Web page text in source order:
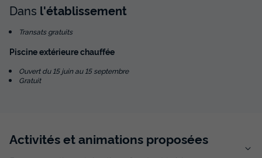
chambres - TV - avec terrasse couverte -
lave vaisselle 1/4 pers
Annulation gratuite
Terrasse semi-couverte Accès wifi
Animaux autorisés *
Dans l'établissement
Transats gratuits
Piscine extérieure chauffée
Ouvert du 15 juin au 15 septembre
Gratuit
Activités et animations proposées